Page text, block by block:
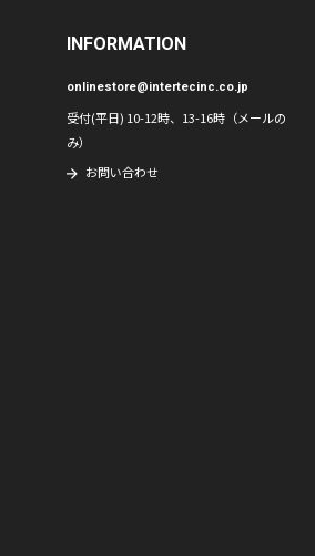
INFORMATION
onlinestore@intertecinc.co.jp
受付(平日) 10-12時、13-16時（メールの
み）
お問い合わせ